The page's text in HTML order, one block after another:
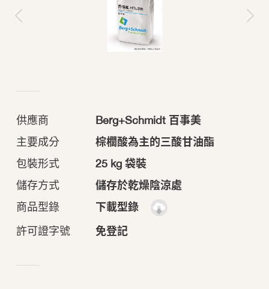
供應商
Berg+Schmidt 百事美
主要成分
棕櫚酸為主的三酸甘油酯
包裝形式
25 kg 袋裝
儲存方式
儲存於乾燥陰涼處
商品型錄
下載型錄
許可證字號
免登記